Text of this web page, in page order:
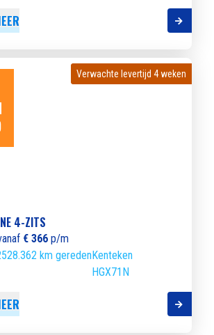
Verwachte levertijd 4 weken
Verwachte levertijd 4 weken
4-ZITS
€ 366 p/m
28.362 km geredenKenteken
HGX71N